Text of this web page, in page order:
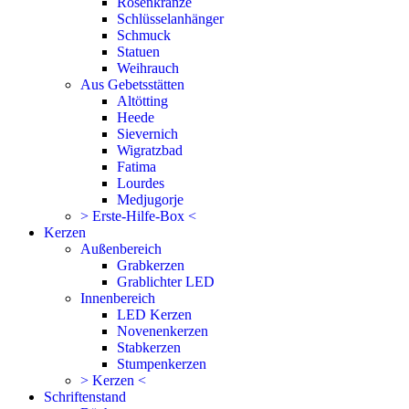
Schlüsselanhänger
Schmuck
Statuen
Weihrauch
Aus Gebetsstätten
Altötting
Heede
Sievernich
Wigratzbad
Fatima
Lourdes
Medjugorje
> Erste-Hilfe-Box <
Kerzen
Außenbereich
Grabkerzen
Grablichter LED
Innenbereich
LED Kerzen
Novenenkerzen
Stabkerzen
Stumpenkerzen
> Kerzen <
Schriftenstand